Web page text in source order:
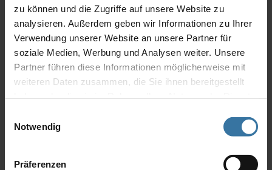
zu können und die Zugriffe auf unsere Website zu
analysieren. Außerdem geben wir Informationen zu Ihrer
Verwendung unserer Website an unsere Partner für
soziale Medien, Werbung und Analysen weiter. Unsere
Partner führen diese Informationen möglicherweise mit
weiteren Daten zusammen, die Sie ihnen bereitgestellt
Notwendig
Präferenzen